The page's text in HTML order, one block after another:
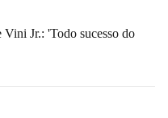
Vini Jr.: 'Todo sucesso do